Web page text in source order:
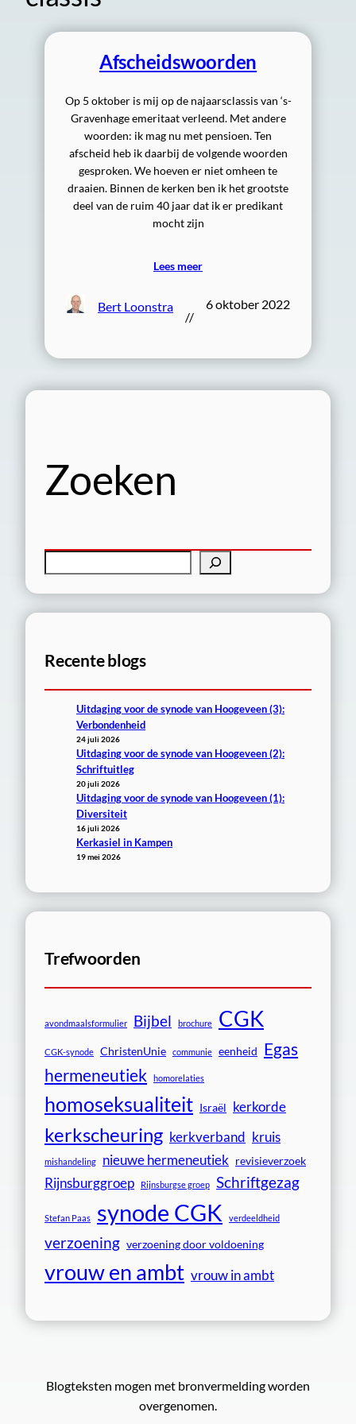
Afscheidswoorden
Op 5 oktober is mij op de najaarsclassis van ‘s-
Gravenhage emeritaat verleend. Met andere
woorden: ik mag nu met pensioen. Ten
afscheid heb ik daarbij de volgende woorden
gesproken. We hoeven er niet omheen te
draaien. Binnen de kerken ben ik het grootste
deel van de ruim 40 jaar dat ik er predikant
mocht zijn
Lees meer
Bert Loonstra
//
6 oktober 2022
Zoeken
n
Recente blogs
Uitdaging voor de synode van Hoogeveen (3):
Verbondenheid
24 juli 2026
Uitdaging voor de synode van Hoogeveen (2):
Schriftuitleg
20 juli 2026
Uitdaging voor de synode van Hoogeveen (1):
Diversiteit
16 juli 2026
Kerkasiel in Kampen
19 mei 2026
Trefwoorden
avondmaalsformulier Bijbel brochure CGK
CGK-synode ChristenUnie communie eenheid Egas
hermeneutiek
homorelaties
homoseksualiteit Israël kerkorde
kerkscheuring kerkverband kruis
mishandeling nieuwe hermeneutiek revisieverzoek
Rijnsburggroep Rijnsburgse groep Schriftgezag
Stefan Paas synode CGK verdeeldheid
verzoening verzoening door voldoening
vrouw en ambt vrouw in ambt
Blogteksten mogen met bronvermelding worden
overgenomen.